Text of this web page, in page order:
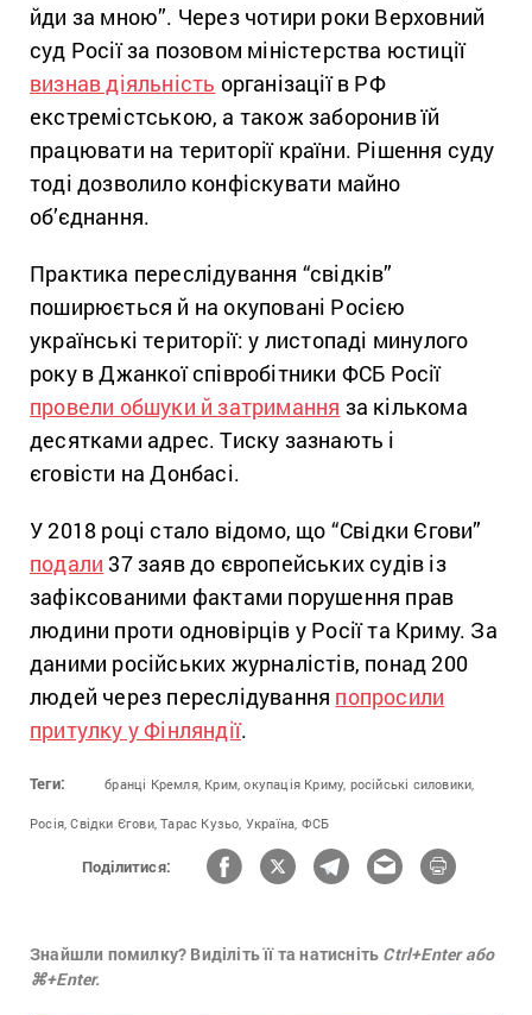
йди за мною”. Через чотири роки Верховний
суд Росії за позовом міністерства юстиції
визнав діяльність організації в РФ
екстремістською, а також заборонив їй
працювати на території країни. Рішення суду
тоді дозволило конфіскувати майно
об’єднання.
Практика переслідування “свідків”
поширюється й на окуповані Росією
українські території: у листопаді минулого
року в Джанкої співробітники ФСБ Росії
провели обшуки й затримання за кількома
десятками адрес. Тиску зазнають і
єговісти на Донбасі.
У 2018 році стало відомо, що “Свідки Єгови”
подали 37 заяв до європейських судів із
зафіксованими фактами порушення прав
людини проти одновірців у Росії та Криму. За
даними російських журналістів, понад 200
людей через переслідування попросили
притулку у Фінляндії.
Теги: бранці Кремля, Крим, окупація Криму, російські силовики,
Росія, Свідки Єгови, Тарас Кузьо, Україна, ФСБ
Поділитися:
Знайшли помилку? Виділіть її та натисніть Ctrl+Enter або
⌘+Enter.